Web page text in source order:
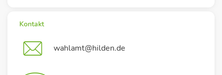
Kontakt
wahlamt@hilden.de